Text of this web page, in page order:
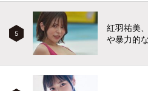
5
紅羽祐美
や暴力的